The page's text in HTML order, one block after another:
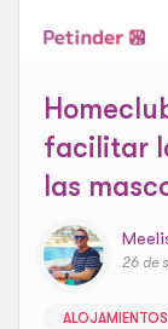
facilitar
las
26 de